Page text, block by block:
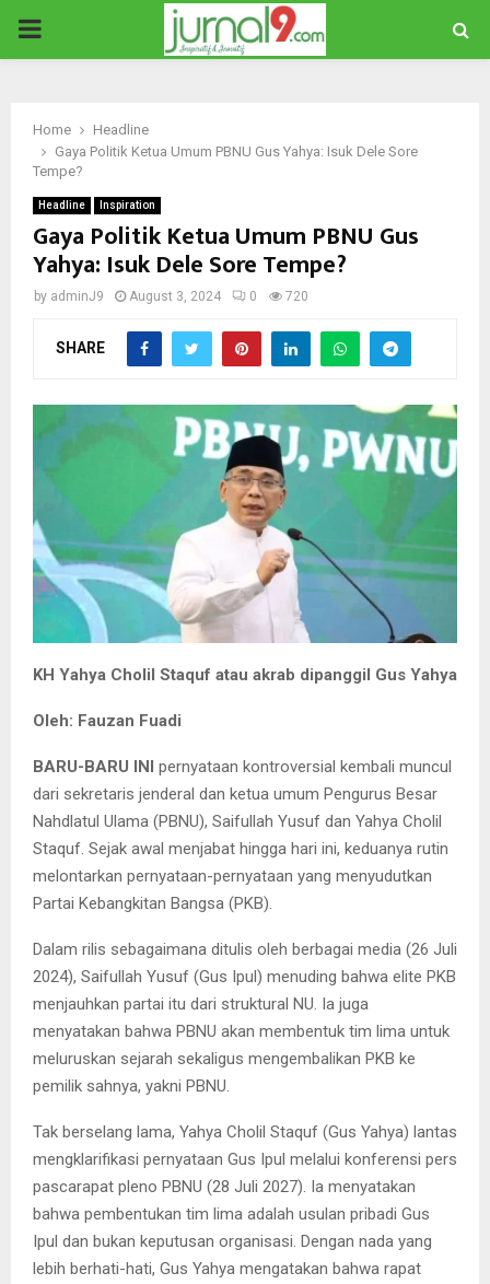
PRIMARY
Home
Headline
Gaya Politik Ketua Umum PBNU Gus Yahya: Isuk Dele Sore
Tempe?
Headline Inspiration
Gaya Politik Ketua Umum PBNU Gus
Yahya: Isuk Dele Sore Tempe?
by adminJ9 August 3, 2024 0 720
SHARE
KH Yahya Cholil Staquf atau akrab dipanggil Gus Yahya
Oleh: Fauzan Fuadi
BARU-BARU INI pernyataan kontroversial kembali muncul
dari sekretaris jenderal dan ketua umum Pengurus Besar
Nahdlatul Ulama (PBNU), Saifullah Yusuf dan Yahya Cholil
Staquf. Sejak awal menjabat hingga hari ini, keduanya rutin
melontarkan pernyataan-pernyataan yang menyudutkan
Partai Kebangkitan Bangsa (PKB).
Dalam rilis sebagaimana ditulis oleh berbagai media (26 Juli
2024), Saifullah Yusuf (Gus Ipul) menuding bahwa elite PKB
menjauhkan partai itu dari struktural NU. Ia juga
menyatakan bahwa PBNU akan membentuk tim lima untuk
meluruskan sejarah sekaligus mengembalikan PKB ke
pemilik sahnya, yakni PBNU.
Tak berselang lama, Yahya Cholil Staquf (Gus Yahya) lantas
mengklarifikasi pernyataan Gus Ipul melalui konferensi pers
pascarapat pleno PBNU (28 Juli 2027). Ia menyatakan
bahwa pembentukan tim lima adalah usulan pribadi Gus
Ipul dan bukan keputusan organisasi. Dengan nada yang
lebih berhati-hati, Gus Yahya mengatakan bahwa rapat